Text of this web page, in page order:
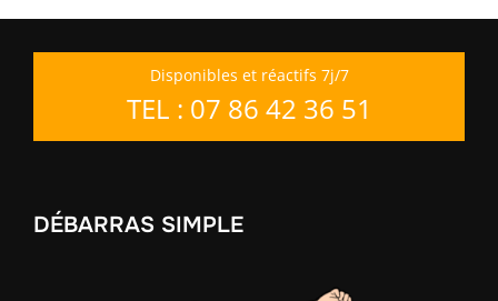
Disponibles et réactifs 7j/7
TEL : 07 86 42 36 51
DÉBARRAS SIMPLE